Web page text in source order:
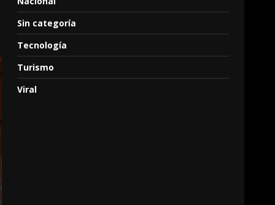
Sin categoría
Tecnología
Turismo
Viral